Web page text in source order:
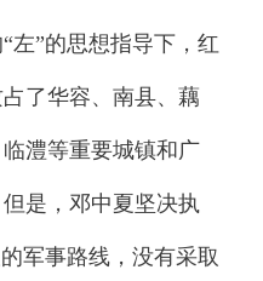
”的思想指导下，红
了华容、南县、藕
澧等重要城镇和广
是，邓中夏坚决执
军事路线，没有采取